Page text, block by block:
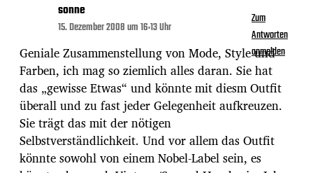
sonne
15. Dezember 2008 um 16:13 Uhr
Geniale Zusammenstellung von Mode, Style und
Farben, ich mag so ziemlich alles daran. Sie hat
das „gewisse Etwas“ und könnte mit diesm Outfit
überall und zu fast jeder Gelegenheit aufkreuzen.
Sie trägt das mit der nötigen
Selbstverständlichkeit. Und vor allem das Outfit
könnte sowohl von einem Nobel-Label sein, es
Zum
Antworten
anmelden